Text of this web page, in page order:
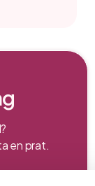
en prat.